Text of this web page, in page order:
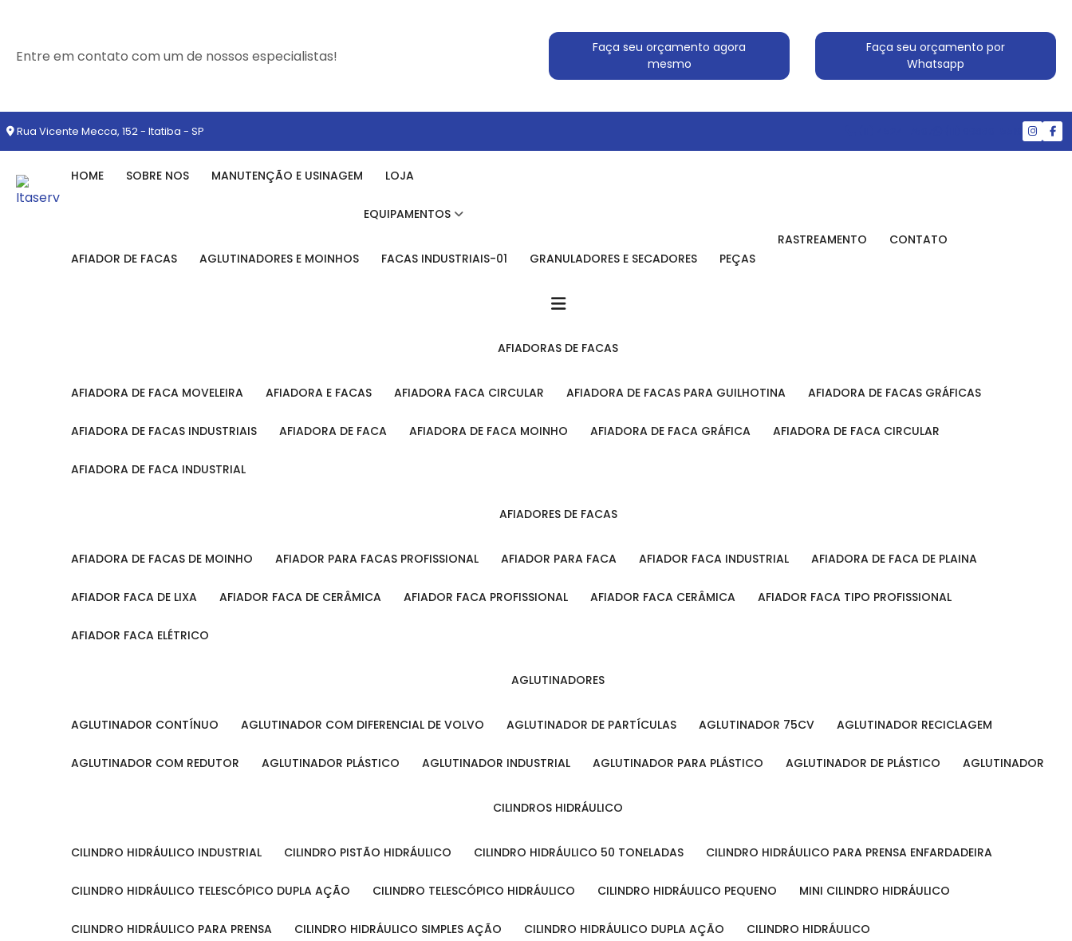
Entre em contato com um de nossos especialistas!
Faça seu orçamento agora
mesmo
Faça seu orçamento por
Whatsapp
Rua Vicente Mecca, 152 - Itatiba - SP
HOME SOBRE NOS MANUTENÇÃO E USINAGEM LOJA
EQUIPAMENTOS
AFIADOR DE FACAS AGLUTINADORES E MOINHOS FACAS INDUSTRIAIS-01 GRANULADORES E SECADORES PEÇAS
RASTREAMENTO CONTATO
AFIADORAS DE FACAS
AFIADORA DE FACA MOVELEIRA AFIADORA E FACAS AFIADORA FACA CIRCULAR AFIADORA DE FACAS PARA GUILHOTINA AFIADORA DE FACAS GRÁFICAS
AFIADORA DE FACAS INDUSTRIAIS AFIADORA DE FACA AFIADORA DE FACA MOINHO AFIADORA DE FACA GRÁFICA AFIADORA DE FACA CIRCULAR
AFIADORA DE FACA INDUSTRIAL
AFIADORES DE FACAS
AFIADORA DE FACAS DE MOINHO AFIADOR PARA FACAS PROFISSIONAL AFIADOR PARA FACA AFIADOR FACA INDUSTRIAL AFIADORA DE FACA DE PLAINA
AFIADOR FACA DE LIXA AFIADOR FACA DE CERÂMICA AFIADOR FACA PROFISSIONAL AFIADOR FACA CERÂMICA AFIADOR FACA TIPO PROFISSIONAL
AFIADOR FACA ELÉTRICO
AGLUTINADORES
AGLUTINADOR CONTÍNUO AGLUTINADOR COM DIFERENCIAL DE VOLVO AGLUTINADOR DE PARTÍCULAS AGLUTINADOR 75CV AGLUTINADOR RECICLAGEM
AGLUTINADOR COM REDUTOR AGLUTINADOR PLÁSTICO AGLUTINADOR INDUSTRIAL AGLUTINADOR PARA PLÁSTICO AGLUTINADOR DE PLÁSTICO AGLUTINADOR
CILINDROS HIDRÁULICO
CILINDRO HIDRÁULICO INDUSTRIAL CILINDRO PISTÃO HIDRÁULICO CILINDRO HIDRÁULICO 50 TONELADAS CILINDRO HIDRÁULICO PARA PRENSA ENFARDADEIRA
CILINDRO HIDRÁULICO TELESCÓPICO DUPLA AÇÃO CILINDRO TELESCÓPICO HIDRÁULICO CILINDRO HIDRÁULICO PEQUENO MINI CILINDRO HIDRÁULICO
CILINDRO HIDRÁULICO PARA PRENSA CILINDRO HIDRÁULICO SIMPLES AÇÃO CILINDRO HIDRÁULICO DUPLA AÇÃO CILINDRO HIDRÁULICO